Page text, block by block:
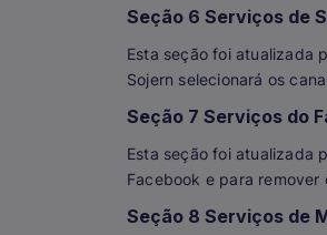
Seção 6 Serviços de
Esta seção foi atualizada
Sojern selecionará os
Seção 7 Serviços do
Esta seção foi atualizada
Facebook e para
Seção 8 Serviços de